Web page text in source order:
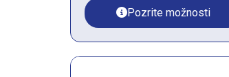
Pozrite možnosti